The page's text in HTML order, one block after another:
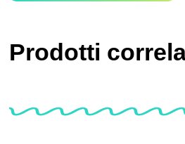
Prodotti